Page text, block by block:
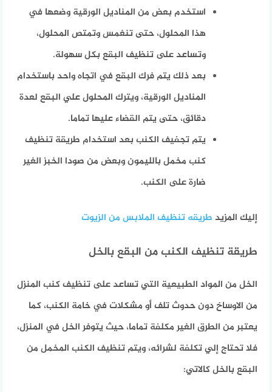
استخدم بعض من المناديل الورقية وضعها في
هذا المحلول، حتى تنغمس وتمتص المحلول،
وتساعد على تنظيف البقع بكل سهولة.
بعد ذلك يتم فرك البقع في اتجاه واحد باستخدام
المناديل الورقية، ويترك المحلول علي البقع لعدة
دقائق، حتى يتم القضاء عليها تماما.
يتم تجفيف الكنب بعد استخدام طريقة تنظيف
كنب مخمل بالليمون وبعض من صودا الخبز الغير
ضارة على الكنب.
إليك المزيد طريقه تنظيف الملابس من الزيوت
طريقة تنظيف الكنب من البقع بالخل
الخل من المواد الطبيعية التي تساعد على تنظيف كنب المنزل
من الاوساخ دون حدوث تلف أو مشكلات في خامة الكنب، كما
يعتبر من الطرق الغير مكلفة تماما، حيث يتوفر الخل في المنزل،
فلا تحتاج إلي تكلفة لشرائه، ويتم تنظيف الكنب المخمل من
البقع بالخل كالاتي: